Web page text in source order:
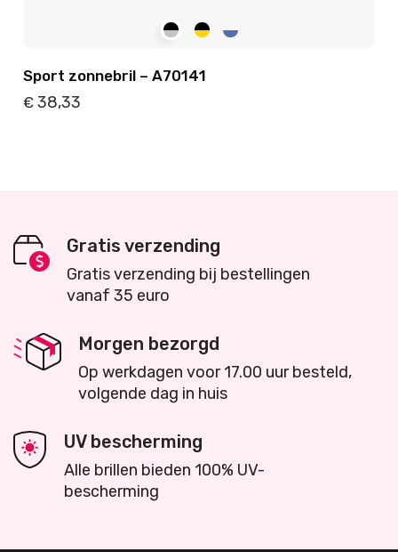
Sport zonnebril – A70141
€38,33
Gratis verzending
Gratis verzending bij bestellingen
vanaf 35 euro
Morgen bezorgd
Op werkdagen voor 17.00 uur besteld,
volgende dag in huis
UV bescherming
Alle brillen bieden 100% UV-
bescherming